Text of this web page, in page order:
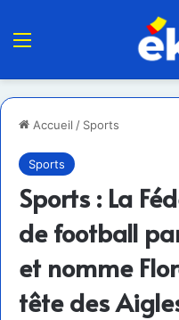
Menu
Accueil / Sports
Sports
Sports : La
de football
et nomme
tête des